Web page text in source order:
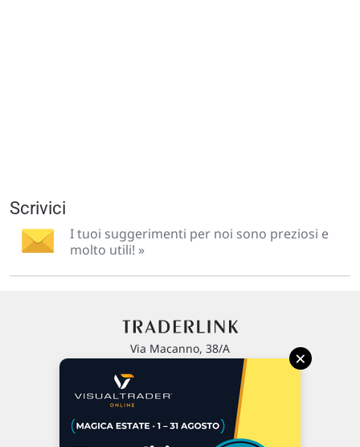
Scrivici
I tuoi suggerimenti per noi sono preziosi e
molto utili! »
Via Macanno, 38/A
P.IVA 02 452 460 401
Chi siamo
×